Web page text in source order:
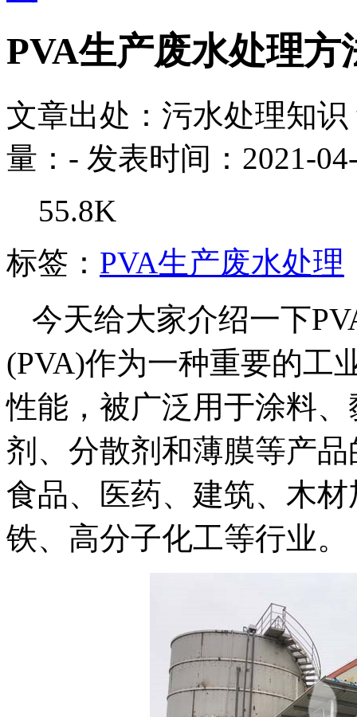
PVA生产废水处理方
文章出处：污水处理知识
量： - 发表时间：2021-
55.8K
标签： PVA生产废水处理
今天给大家介绍一下
(PVA)作为一种重要的工
性能，被广泛用于涂料
剂、分散剂和薄膜等产
食品、医药、建筑、木
铁、高分子化工等行业。